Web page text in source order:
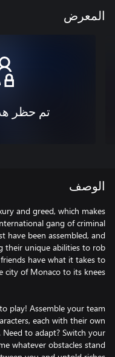
المعرض
تم حظر
الوصف
and greed, which makes
gang of criminal
have been assembled, and
their unique abilities to rob
have what it takes to
play! Assemble your team
each with their own
to adapt? Switch your
whatever obstacles stand